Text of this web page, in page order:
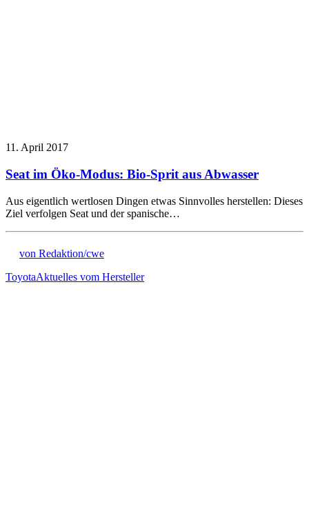
11. April 2017
Seat im Öko-Modus: Bio-Sprit aus Abwasser
Aus eigentlich wertlosen Dingen etwas Sinnvolles herstellen: Dieses
Ziel verfolgen Seat und der spanische…
von Redaktion/cwe
ToyotaAktuelles vom Hersteller